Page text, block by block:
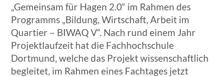
„Gemeinsam für Hagen 2.0“ im Rahmen des
Programms „Bildung, Wirtschaft, Arbeit im
Quartier – BIWAQ V“. Nach rund einem Jahr
Projektlaufzeit hat die Fachhochschule
Dortmund, welche das Projekt wissenschaftlich
begleitet, im Rahmen eines Fachtages jetzt